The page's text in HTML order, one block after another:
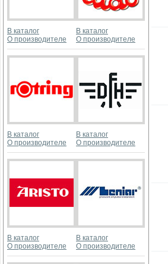
В каталог
О производителе
В каталог
О производителе
В каталог
О производителе
В каталог
О производителе
В каталог
О производителе
В каталог
О производителе